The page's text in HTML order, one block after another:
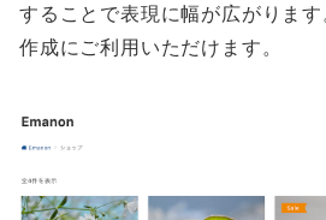
することで表現に幅が広がりま
作成にご利用いただけます。